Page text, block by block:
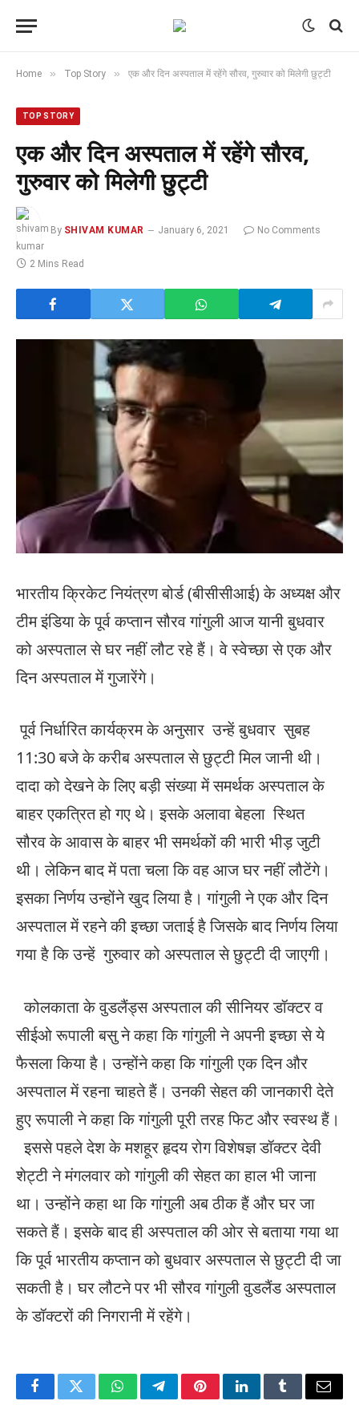
Home » Top Story » एक और दिन अस्पताल में रहेंगे सौरव, गुरुवार को मिलेगी छुट्टी
TOP STORY
एक और दिन अस्पताल में रहेंगे सौरव,
गुरुवार को मिलेगी छुट्टी
By SHIVAM KUMAR January 6, 2021 No Comments
2 Mins Read
भारतीय क्रिकेट नियंत्रण बोर्ड (बीसीसीआई) के अध्यक्ष और
टीम इंडिया के पूर्व कप्तान सौरव गांगुली आज यानी बुधवार
को अस्पताल से घर नहीं लौट रहे हैं। वे स्वेच्छा से एक और
दिन अस्पताल में गुजारेंगे।
पूर्व निर्धारित कार्यक्रम के अनुसार उन्हें बुधवार सुबह
11:30 बजे के करीब अस्पताल से छुट्टी मिल जानी थी।
दादा को देखने के लिए बड़ी संख्या में समर्थक अस्पताल के
बाहर एकत्रित हो गए थे। इसके अलावा बेहला स्थित
सौरव के आवास के बाहर भी समर्थकों की भारी भीड़ जुटी
थी। लेकिन बाद में पता चला कि वह आज घर नहीं लौटेंगे।
इसका निर्णय उन्होंने खुद लिया है। गांगुली ने एक और दिन
अस्पताल में रहने की इच्छा जताई है जिसके बाद निर्णय लिया
गया है कि उन्हें गुरुवार को अस्पताल से छुट्टी दी जाएगी।
कोलकाता के वुडलैंड्स अस्पताल की सीनियर डॉक्टर व
सीईओ रूपाली बसु ने कहा कि गांगुली ने अपनी इच्छा से ये
फैसला किया है। उन्होंने कहा कि गांगुली एक दिन और
अस्पताल में रहना चाहते हैं। उनकी सेहत की जानकारी देते
हुए रूपाली ने कहा कि गांगुली पूरी तरह फिट और स्वस्थ हैं।
इससे पहले देश के मशहूर हृदय रोग विशेषज्ञ डॉक्टर देवी
शेट्टी ने मंगलवार को गांगुली की सेहत का हाल भी जाना
था। उन्होंने कहा था कि गांगुली अब ठीक हैं और घर जा
सकते हैं। इसके बाद ही अस्पताल की ओर से बताया गया था
कि पूर्व भारतीय कप्तान को बुधवार अस्पताल से छुट्टी दी जा
सकती है। घर लौटने पर भी सौरव गांगुली वुडलैंड अस्पताल
के डॉक्टरों की निगरानी में रहेंगे।
FacebookTwitterWhatsAppTelegramPinterestLinkedInTumblrEmail